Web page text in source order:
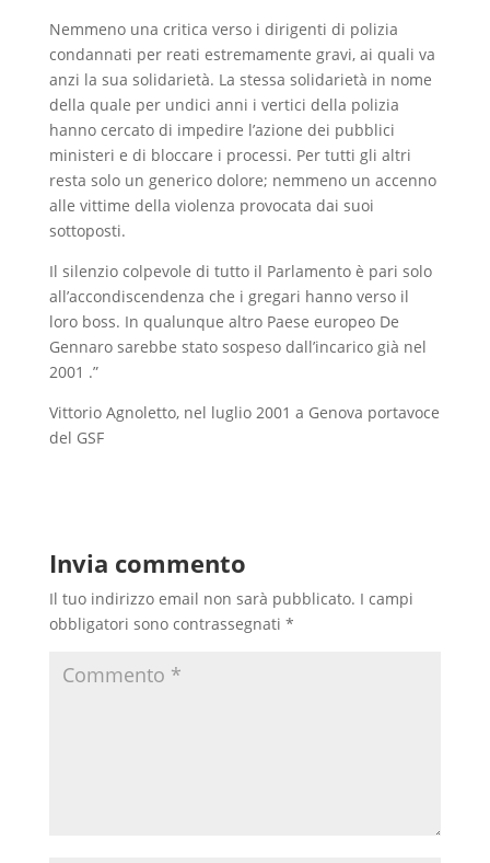
Nemmeno una critica verso i dirigenti di polizia
condannati per reati estremamente gravi, ai quali va
anzi la sua solidarietà. La stessa solidarietà in nome
della quale per undici anni i vertici della polizia
hanno cercato di impedire l’azione dei pubblici
ministeri e di bloccare i processi. Per tutti gli altri
resta solo un generico dolore; nemmeno un accenno
alle vittime della violenza provocata dai suoi
sottoposti.
Il silenzio colpevole di tutto il Parlamento è pari solo
all’accondiscendenza che i gregari hanno verso il
loro boss. In qualunque altro Paese europeo De
Gennaro sarebbe stato sospeso dall’incarico già nel
2001 .”
Vittorio Agnoletto, nel luglio 2001 a Genova portavoce
del GSF
Invia commento
Il tuo indirizzo email non sarà pubblicato. I campi
obbligatori sono contrassegnati *